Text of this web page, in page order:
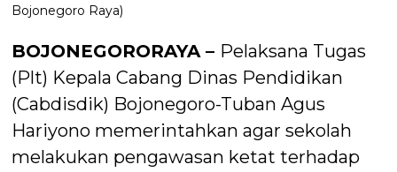
Bojonegoro Raya)
BOJONEGORORAYA – Pelaksana Tugas
(Plt) Kepala Cabang Dinas Pendidikan
(Cabdisdik) Bojonegoro-Tuban Agus
Hariyono memerintahkan agar sekolah
melakukan pengawasan ketat terhadap